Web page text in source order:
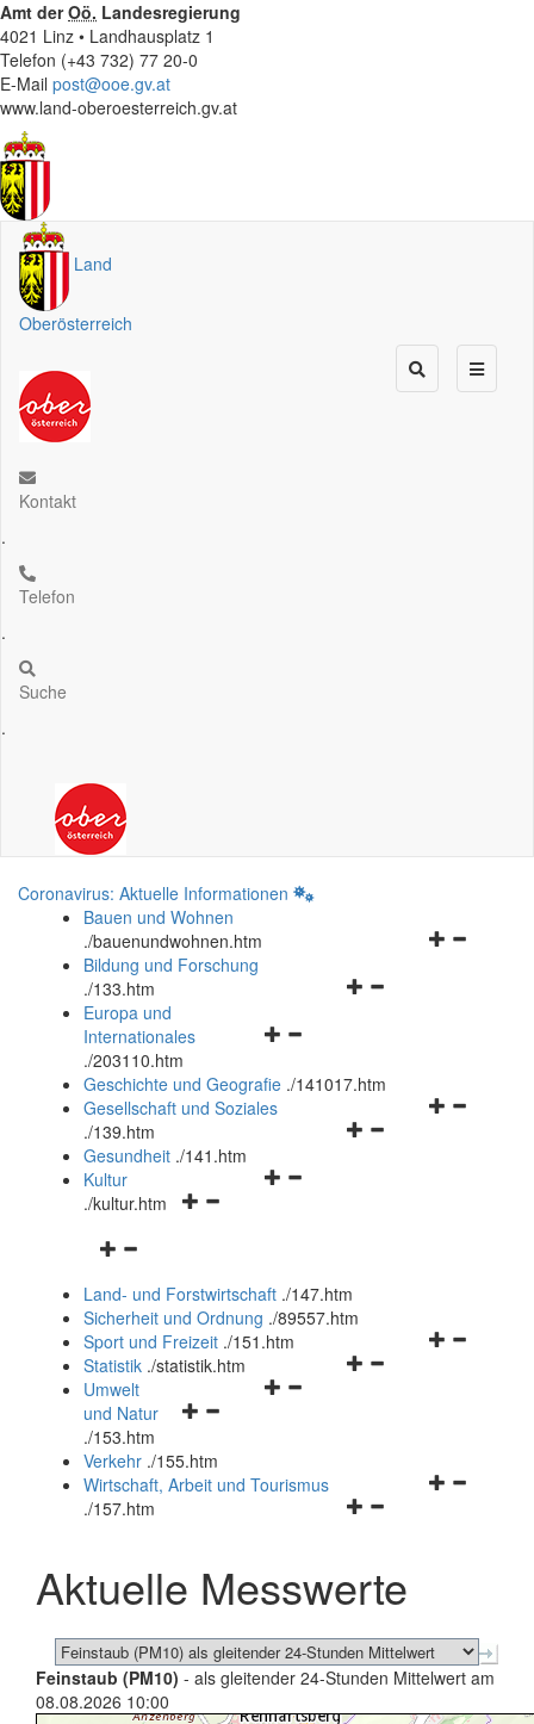
Amt derOö. Landesregierung
4021 Linz • Landhausplatz 1
Telefon (+43 732) 77 20-0
E-Mail post@ooe.gv.at
www.land-oberoesterreich.gv.at
Land
Oberösterreich
Kontakt
.
Telefon
.
Suche
.
Coronavirus: Aktuelle Informationen
Bauen und Wohnen
./bauenundwohnen.htm
Navigationsmenü
Bildung und Forschung
./133.htm
Navigationsmenü
und
schließen
Europa und
Internationales
./203110.htm
Geschichte und Geografie ./141017.htm
Navigationsmenü
Gesellschaft und Soziales
./139.htm
Navigationsmenü
Gesundheit ./141.htm
Navigationsmenü
Kultur
./kultur.htm
Navigationsmenü
und
schließen
Land- und Forstwirtschaft ./147.htm
Sicherheit und Ordnung ./89557.htm
Navigationsmenü
Sport und Freizeit ./151.htm
Navigationsmenü
Statistik ./statistik.htm
Navigationsmenü
und
schließen
Umwelt
und Natur
./153.htm
Verkehr ./155.htm
Navigationsmenü
schließen
Wirtschaft, Arbeit und Tourismus
./157.htm
Aktuelle Messwerte
Feinstaub (PM10) - als gleitender 24-Stunden Mittelwert am
08.08.2026 10:00